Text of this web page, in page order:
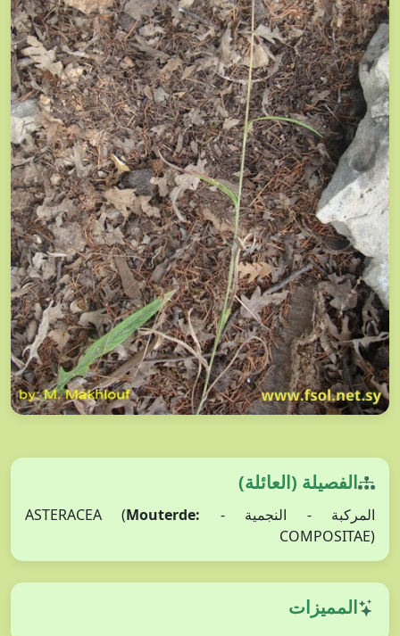
الفصيلة (العائلة)
المركبة - النجمية - ASTERACEA ( Mouterde:
COMPOSITAE)
المميزات